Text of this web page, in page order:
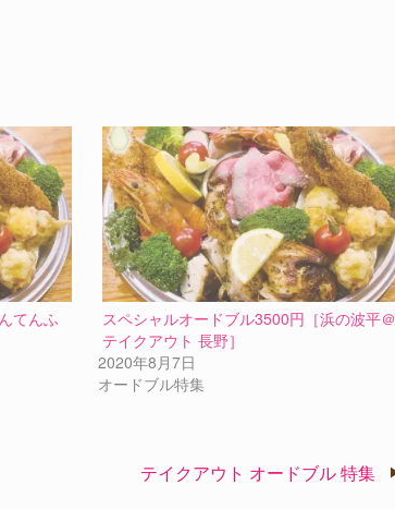
てんふ
スペシャルオードブル3500円［浜の波平＠
テイクアウト 長野］
2020年8月7日
オードブル特集
テイクアウト オードブル 特集